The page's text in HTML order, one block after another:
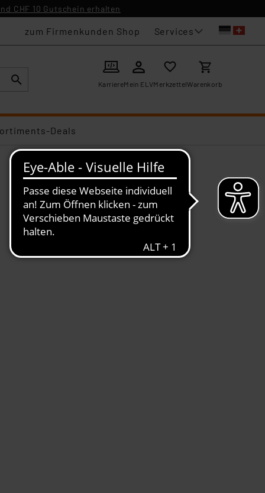
CHF 10 Gutschein erhalten
zum Firmenkunden Shop Services
KarriereMein ELVMerkzettelWarenkorb
Deals